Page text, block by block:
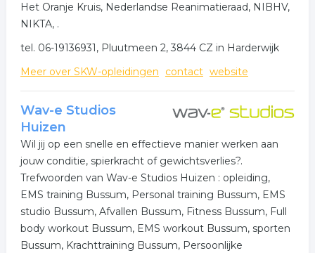
Het Oranje Kruis, Nederlandse Reanimatieraad, NIBHV,
NIKTA, .
tel. 06-19136931, Pluutmeen 2, 3844 CZ in Harderwijk
Meer over SKW-opleidingen
contact website
Wav-e Studios
Huizen
Wil jij op een snelle en effectieve manier werken aan
jouw conditie, spierkracht of gewichtsverlies?.
Trefwoorden van Wav-e Studios Huizen : opleiding,
EMS training Bussum, Personal training Bussum, EMS
studio Bussum, Afvallen Bussum, Fitness Bussum, Full
body workout Bussum, EMS workout Bussum, sporten
Bussum, Krachttraining Bussum, Persoonlijke